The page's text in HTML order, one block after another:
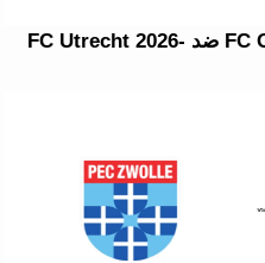
موعد وتوقيت مباراة FC Groningen ضد FC Utrecht 2026-